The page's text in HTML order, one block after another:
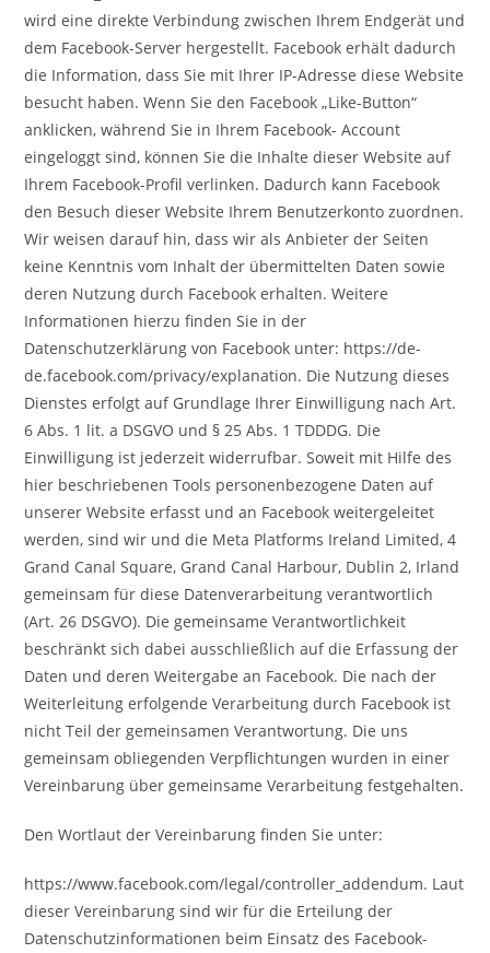
wird eine direkte Verbindung zwischen Ihrem Endgerät und
dem Facebook-Server hergestellt. Facebook erhält dadurch
die Information, dass Sie mit Ihrer IP-Adresse diese Website
besucht haben. Wenn Sie den Facebook „Like-Button“
anklicken, während Sie in Ihrem Facebook- Account
eingeloggt sind, können Sie die Inhalte dieser Website auf
Ihrem Facebook-Profil verlinken. Dadurch kann Facebook
den Besuch dieser Website Ihrem Benutzerkonto zuordnen.
Wir weisen darauf hin, dass wir als Anbieter der Seiten
keine Kenntnis vom Inhalt der übermittelten Daten sowie
deren Nutzung durch Facebook erhalten. Weitere
Informationen hierzu finden Sie in der
Datenschutzerklärung von Facebook unter: https://de-
de.facebook.com/privacy/explanation. Die Nutzung dieses
Dienstes erfolgt auf Grundlage Ihrer Einwilligung nach Art.
6 Abs. 1 lit. a DSGVO und § 25 Abs. 1 TDDDG. Die
Einwilligung ist jederzeit widerrufbar. Soweit mit Hilfe des
hier beschriebenen Tools personenbezogene Daten auf
unserer Website erfasst und an Facebook weitergeleitet
werden, sind wir und die Meta Platforms Ireland Limited, 4
Grand Canal Square, Grand Canal Harbour, Dublin 2, Irland
gemeinsam für diese Datenverarbeitung verantwortlich
(Art. 26 DSGVO). Die gemeinsame Verantwortlichkeit
beschränkt sich dabei ausschließlich auf die Erfassung der
Daten und deren Weitergabe an Facebook. Die nach der
Weiterleitung erfolgende Verarbeitung durch Facebook ist
nicht Teil der gemeinsamen Verantwortung. Die uns
gemeinsam obliegenden Verpflichtungen wurden in einer
Vereinbarung über gemeinsame Verarbeitung festgehalten.
Den Wortlaut der Vereinbarung finden Sie unter:
https://www.facebook.com/legal/controller_addendum. Laut
dieser Vereinbarung sind wir für die Erteilung der
Datenschutzinformationen beim Einsatz des Facebook-